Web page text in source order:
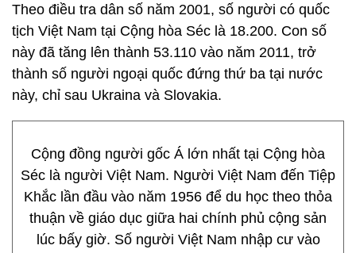
Theo điều tra dân số năm 2001, số người có quốc
tịch Việt Nam tại Cộng hòa Séc là 18.200. Con số
này đã tăng lên thành 53.110 vào năm 2011, trở
thành số người ngoại quốc đứng thứ ba tại nước
này, chỉ sau Ukraina và Slovakia.
Cộng đồng người gốc Á lớn nhất tại Cộng hòa
Séc là người Việt Nam. Người Việt Nam đến Tiệp
Khắc lần đầu vào năm 1956 để du học theo thỏa
thuận về giáo dục giữa hai chính phủ cộng sản
lúc bấy giờ. Số người Việt Nam nhập cư vào